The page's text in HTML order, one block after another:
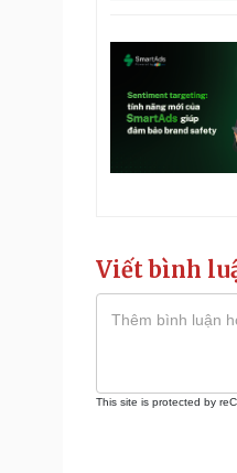
Viết bình
This site is protected by